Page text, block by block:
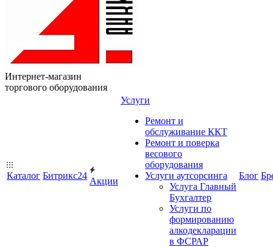
Интернет-магазин
торгового оборудования
Каталог Битрикс24
Акции
Услуги
Ремонт и
обслуживание ККТ
Ремонт и поверка
весового
оборудования
Услуги аутсорсинга
Услуга Главный
Бухгалтер
Услуги по
формированию
алкодекларации
в ФСРАР
Блог